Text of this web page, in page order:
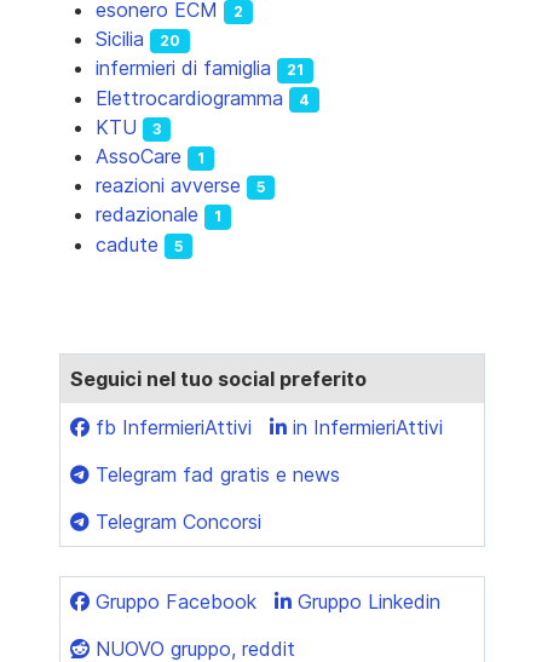
esonero ECM 2
Sicilia 20
infermieri di famiglia 21
Elettrocardiogramma 4
KTU 3
AssoCare 1
reazioni avverse 5
redazionale 1
cadute 5
Seguici nel tuo social preferito
fb InfermieriAttivi
in InfermieriAttivi
Telegram fad gratis e news
Telegram Concorsi
Gruppo Facebook
Gruppo Linkedin
NUOVO gruppo, reddit